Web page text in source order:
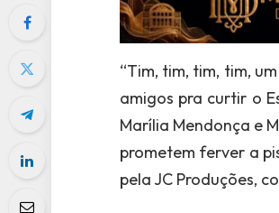
“Tim, tim, tim, tim,
amigos pra curtir o
Marília Mendonça e
prometem ferver a
pela JC Produções,